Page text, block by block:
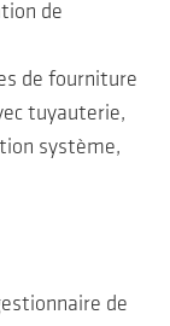
de
de fourniture
tuyauterie,
système,
de